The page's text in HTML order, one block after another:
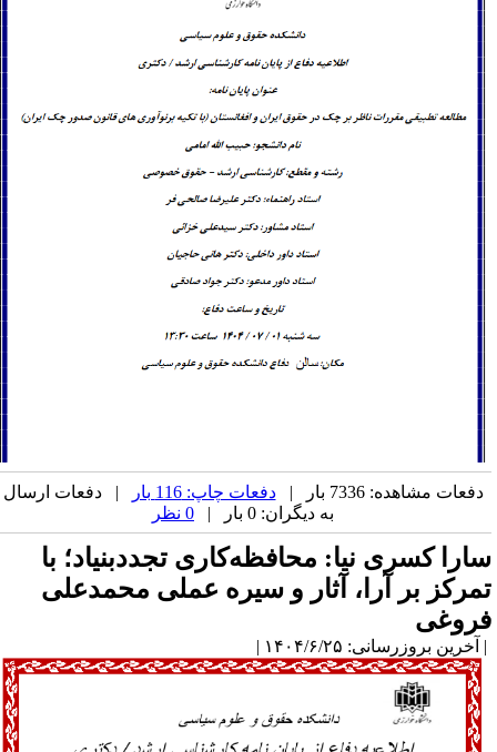
دفعات مشاهده: 7336 بار | دفعات چاپ: 116 بار
| دفعات ارسال
به دیگران: 0 بار |
کسری نیا: محافظه‌کاری تجددبنیاد؛ با
بر آرا، آثار و سیره عملی محمدعلی
بروزرسانی: ۱۴۰۴/۶/۲۵ |